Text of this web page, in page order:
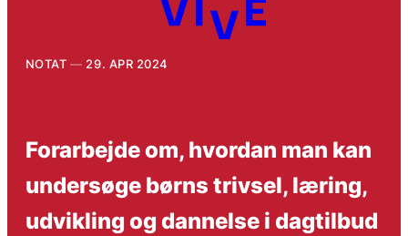
NOTAT 29. APR 2024
Forarbejde om, hvordan man kan
undersøge børns trivsel, læring,
udvikling og dannelse i dagtilbud